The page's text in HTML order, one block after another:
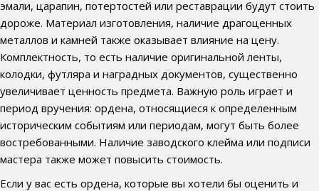
эмали, царапин, потертостей или реставрации будут стоить
дороже. Материал изготовления, наличие драгоценных
металлов и камней также оказывает влияние на цену.
Комплектность, то есть наличие оригинальной ленты,
колодки, футляра и наградных документов, существенно
увеличивает ценность предмета. Важную роль играет и
период вручения: ордена, относящиеся к определенным
историческим событиям или периодам, могут быть более
востребованными. Наличие заводского клейма или подписи
мастера также может повысить стоимость.
Если у вас есть ордена, которые вы хотели бы оценить и